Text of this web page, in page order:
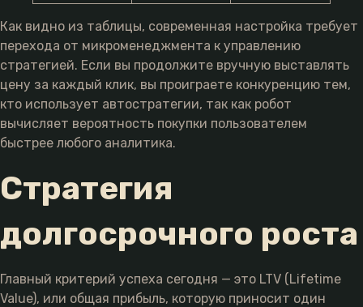
Как видно из таблицы, современная настройка требует
перехода от микроменеджмента к управлению
стратегией. Если вы продолжите вручную выставлять
цену за каждый клик, вы проиграете конкуренцию тем,
кто использует автостратегии, так как робот
вычисляет вероятность покупки пользователем
быстрее любого аналитика.
Стратегия
долгосрочного роста
Главный критерий успеха сегодня — это LTV (Lifetime
Value), или общая прибыль, которую приносит один